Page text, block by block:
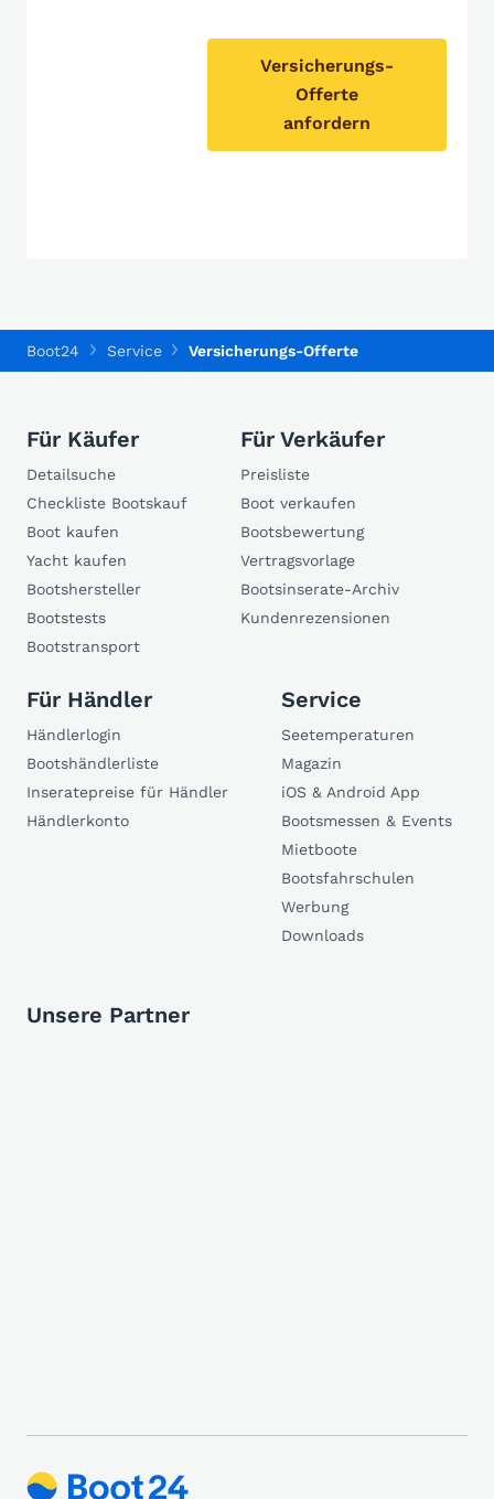
Versicherungs-
Offerte
anfordern
Boot24 Service Versicherungs-Offerte
Für Käufer
Detailsuche
Checkliste Bootskauf
Boot kaufen
Yacht kaufen
Bootshersteller
Bootstests
Bootstransport
Für Verkäufer
Preisliste
Boot verkaufen
Bootsbewertung
Vertragsvorlage
Bootsinserate-Archiv
Kundenrezensionen
Für Händler
Händlerlogin
Bootshändlerliste
Inseratepreise für Händler
Händlerkonto
Service
Seetemperaturen
Magazin
iOS & Android App
Bootsmessen & Events
Mietboote
Bootsfahrschulen
Werbung
Downloads
Unsere Partner